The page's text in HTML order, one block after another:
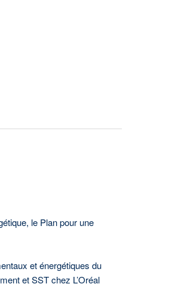
le Plan pour une
et énergétiques du
et SST chez L’Oréal